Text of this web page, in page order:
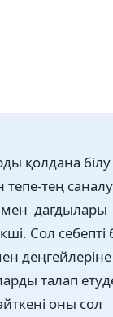
қолдана білу
тепе-тең
мен дағдылары
Сол себепті
талап
оны сол